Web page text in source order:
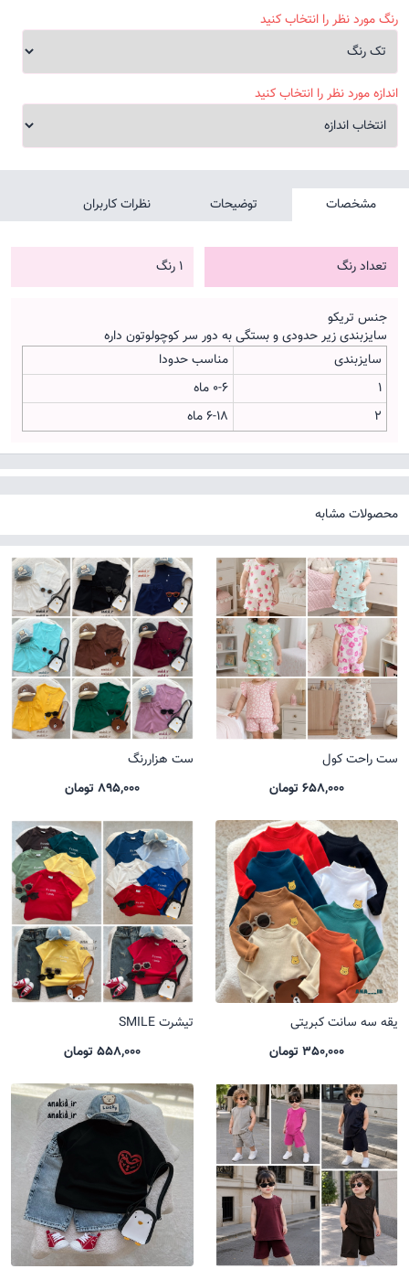
رنگ مورد نظر را انتخاب کنید
اندازه مورد نظر را انتخاب کنید
مشخصات توضیحات نظرات کاربران
تعداد رنگ 1 رنگ
جنس تریکو
سایزبندی زیر حدودی و بستگی به دور سر کوچولوتون داره
سایزبندی
مناسب حدودا
1
0-6 ماه
2
6-18 ماه
محصولات مشابه
ست راحت کول
658,000 تومان
ست هزاررنگ
895,000 تومان
یقه سه سانت کبریتی
350,000 تومان
تیشرت SMILE
558,000 تومان